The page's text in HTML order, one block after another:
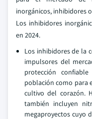
inorgánicos, inhibidores
Los inhibidores
en 2024.
Los inhibidores de la
impulsores del
protección
población como para
cultivo del corazón.
también incluyen
megaproyectos cuyo